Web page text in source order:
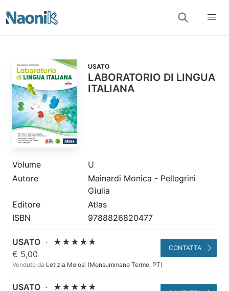
USATO
LABORATORIO DI LINGUA
ITALIANA
Volume
U
Autore
Mainardi Monica - Pellegrini
Giulia
Editore
Atlas
ISBN
9788826820477
USATO ·
★★★★★
€ 5,00
Venduto da Letizia Melosi (Monsummano Terme, PT)
CONTATTA
USATO ·
★★★★★